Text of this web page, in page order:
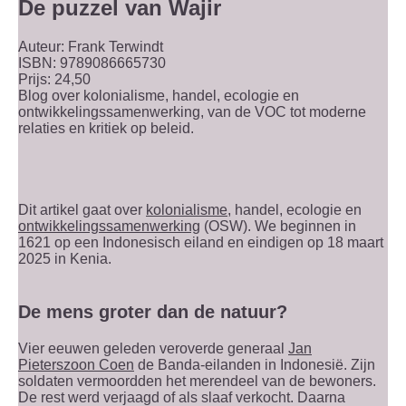
De puzzel van Wajir
Auteur: Frank Terwindt
ISBN: 9789086665730
Prijs: 24,50
Blog over kolonialisme, handel, ecologie en
ontwikkelingssamenwerking, van de VOC tot moderne
relaties en kritiek op beleid.
Dit artikel gaat over kolonialisme, handel, ecologie en
ontwikkelingssamenwerking (OSW). We beginnen in
1621 op een Indonesisch eiland en eindigen op 18 maart
2025 in Kenia.
De mens groter dan de natuur?
Vier eeuwen geleden veroverde generaal Jan
Pieterszoon Coen de Banda-eilanden in Indonesië. Zijn
soldaten vermoordden het merendeel van de bewoners.
De rest werd verjaagd of als slaaf verkocht. Daarna